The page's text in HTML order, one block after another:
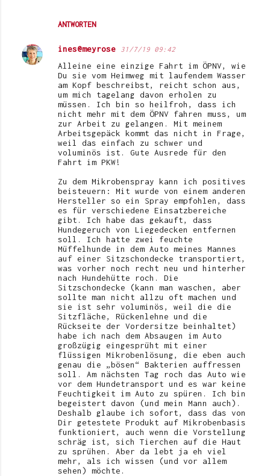
ANTWORTEN
ines@meyrose 31/7/19 09:42
Alleine eine einzige Fahrt im ÖPNV, wie
Du sie vom Heimweg mit laufendem Wasser
am Kopf beschreibst, reicht schon aus,
um mich tagelang davon erholen zu
müssen. Ich bin so heilfroh, dass ich
nicht mehr mit dem ÖPNV fahren muss, um
zur Arbeit zu gelangen. Mit meinem
Arbeitsgepäck kommt das nicht in Frage,
weil das einfach zu schwer und
voluminös ist. Gute Ausrede für den
Fahrt im PKW!
Zu dem Mikrobenspray kann ich positives
beisteuern: Mit wurde von einem anderen
Hersteller so ein Spray empfohlen, dass
es für verschiedene Einsatzbereiche
gibt. Ich habe das gekauft, dass
Hundegeruch von Liegedecken entfernen
soll. Ich hatte zwei feuchte
Müffelhunde in dem Auto meines Mannes
auf einer Sitzschondecke transportiert,
was vorher noch recht neu und hinterher
nach Hundehütte roch. Die
Sitzschondecke (kann man waschen, aber
sollte man nicht allzu oft machen und
sie ist sehr voluminös, weil die die
Sitzfläche, Rückenlehne und die
Rückseite der Vordersitze beinhaltet)
habe ich nach dem Absaugen im Auto
großzügig eingesprüht mit einer
flüssigen Mikrobenlösung, die eben auch
genau die „bösen“ Bakterien auffressen
soll. Am nächsten Tag roch das Auto wie
vor dem Hundetransport und es war keine
Feuchtigkeit im Auto zu spüren. Ich bin
begeistert davon (und mein Mann auch).
Deshalb glaube ich sofort, dass das von
Dir getestete Produkt auf Mikrobenbasis
funktioniert, auch wenn die Vorstellung
schräg ist, sich Tierchen auf die Haut
zu sprühen. Aber da lebt ja eh viel
mehr, als ich wissen (und vor allem
sehen) möchte.